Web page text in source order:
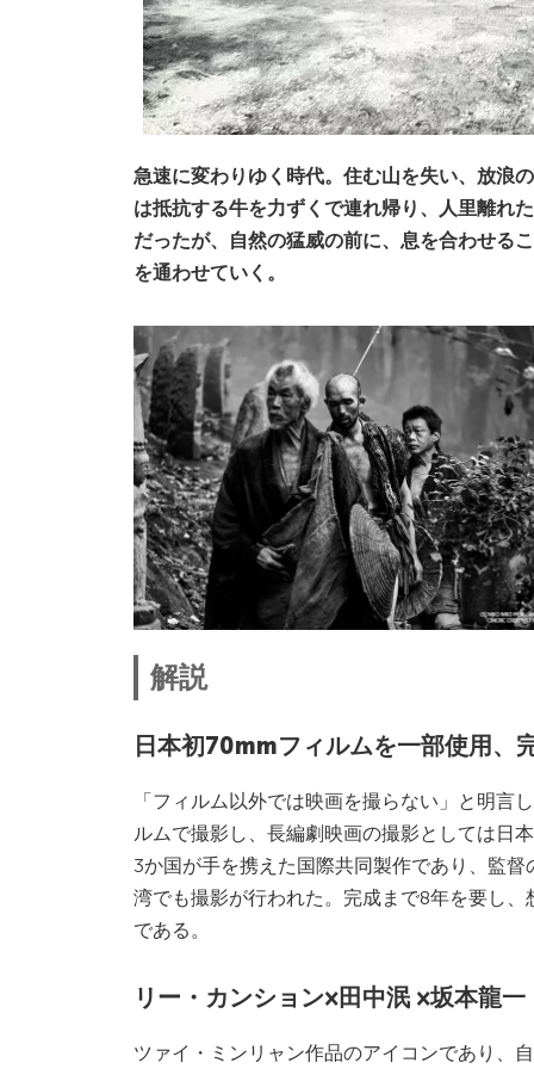
急速に変わりゆく時代。住む⼭を失い、放浪
は抵抗する⽜を⼒ずくで連れ帰り、⼈⾥離れ
だったが、⾃然の猛威の前に、息を合わせる
を通わせていく。
解説
⽇本初70mmフィルムを⼀部使⽤、
「フィルム以外では映画を撮らない」と明
ルムで撮影し、⻑編劇映画の撮影としては⽇
3か国が⼿を携えた国際共同製作であり、監
湾でも撮影が行われた。完成まで8年を要し
である。
リー・カンション×⽥中泯 ×坂本⿓⼀
ツァイ・ミンリャン作品のアイコンであり、